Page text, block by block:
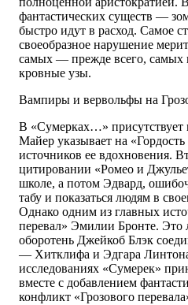
фантастических существ —
быстро идут в расход. Самое
своеобразное нарушение
самых — прежде всего, самых
кровные узы.
Вампиры и вервольфы на
В «Сумерках…» присутствует
Майер указывает на
источников ее вдохновения.
цитировании «Ромео и
школе, а потом Эдвард,
табу и показаться людям в
Однако одним из главных
перевал» Эмилии Бронте. Это
оборотень Джейкоб Блэк
— Хитклифа и Эдгара
исследованиях «Сумерек»
вместе с добавлением
конфликт «Грозового